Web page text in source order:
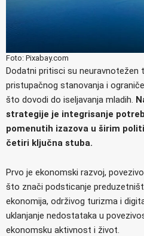
Foto: Pixabay.com
Dodatni pritisci su neuravnotežen
pristupačnog stanovanja i
što dovodi do iseljavanja mladih.
strategije je integrisanje
pomenutih izazova u širim
četiri ključna stuba.
Prvo je ekonomski razvoj,
što znači podsticanje
ekonomija, održivog turizma i
uklanjanje nedostataka u
ekonomsku aktivnost i život.